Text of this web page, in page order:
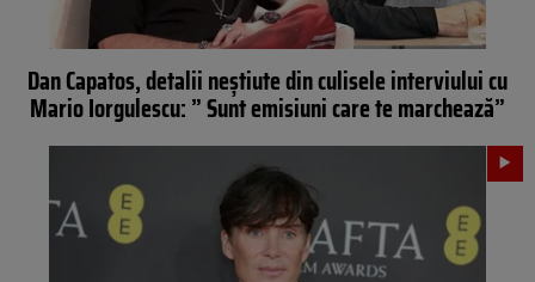
Dan Capatos, detalii neștiute din culisele interviului cu
Mario Iorgulescu: ” Sunt emisiuni care te marchează”